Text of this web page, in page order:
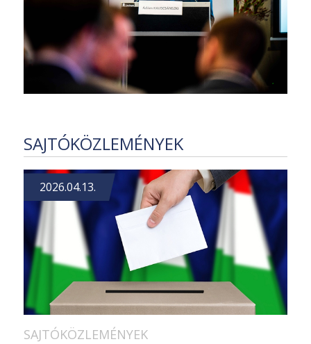
SAJTÓKÖZLEMÉNYEK
2026.04.13.
SAJTÓKÖZLEMÉNYEK